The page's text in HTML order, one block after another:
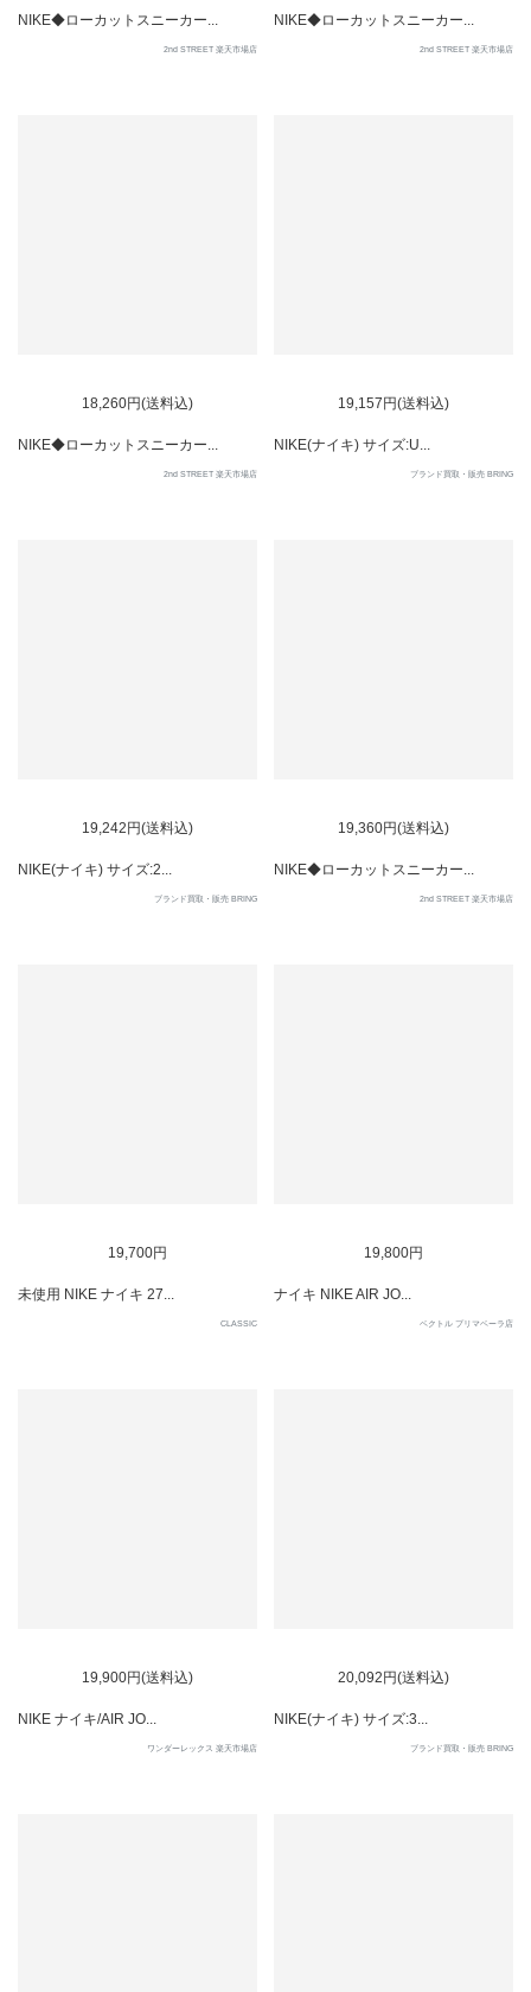
NIKE◆ローカットスニーカー...
2nd STREET 楽天市場店
NIKE◆ローカットスニーカー...
2nd STREET 楽天市場店
18,260円(送料込)
NIKE◆ローカットスニーカー...
2nd STREET 楽天市場店
19,157円(送料込)
NIKE(ナイキ) サイズ:U...
ブランド買取・販売 BRING
19,242円(送料込)
NIKE(ナイキ) サイズ:2...
ブランド買取・販売 BRING
19,360円(送料込)
NIKE◆ローカットスニーカー...
2nd STREET 楽天市場店
19,700円
未使用 NIKE ナイキ 27...
CLASSIC
19,800円
ナイキ NIKE AIR JO...
ベクトル プリマベーラ店
19,900円(送料込)
NIKE ナイキ/AIR JO...
ワンダーレックス 楽天市場店
20,092円(送料込)
NIKE(ナイキ) サイズ:3...
ブランド買取・販売 BRING